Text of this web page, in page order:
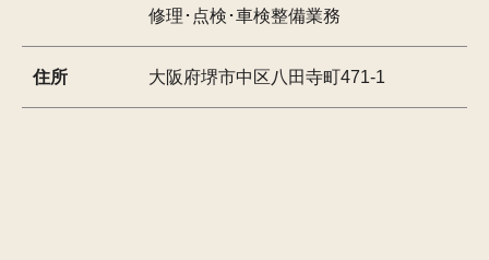
修理･点検･車検整備業務
住所 大阪府堺市中区八田寺町471-1